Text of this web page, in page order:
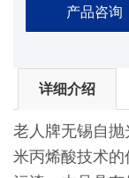
产品咨询
详细介绍
老人牌无锡自
米丙烯酸技术